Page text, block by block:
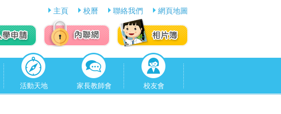
主頁 校曆 聯絡我們 網頁地圖
活動天地 家長教師會 校友會